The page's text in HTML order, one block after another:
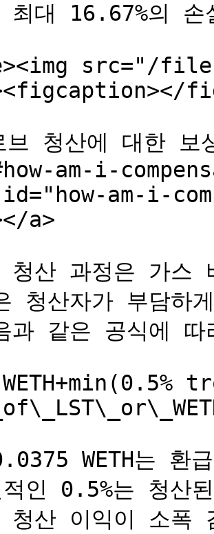
최대 16.67%의 손
src="/files/
청산에 대한 보
am-i-
am-i-
a>
청산 과정은 가스
청산자가 부담하
과 같은 공식에
WETH는 환
인 0.5%는 청산
청산 이익이 소폭